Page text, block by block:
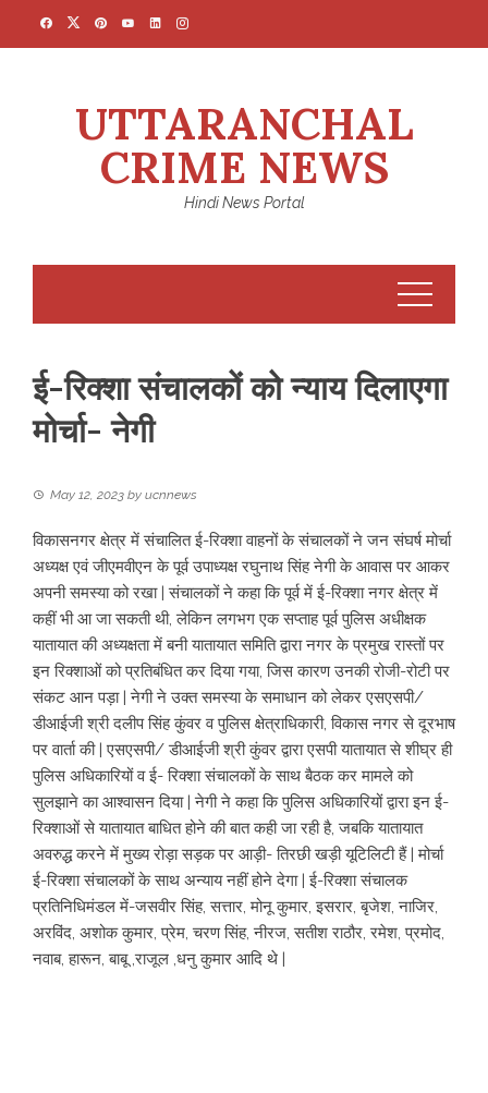
UTTARANCHAL
CRIME NEWS
Hindi News Portal
ई-रिक्शा संचालकों को न्याय दिलाएगा
मोर्चा- नेगी
May 12, 2023 by ucnnews
विकासनगर क्षेत्र में संचालित ई-रिक्शा वाहनों के संचालकों ने जन संघर्ष मोर्चा
अध्यक्ष एवं जीएमवीएन के पूर्व उपाध्यक्ष रघुनाथ सिंह नेगी के आवास पर आकर
अपनी समस्या को रखा | संचालकों ने कहा कि पूर्व में ई-रिक्शा नगर क्षेत्र में
कहीं भी आ जा सकती थी, लेकिन लगभग एक सप्ताह पूर्व पुलिस अधीक्षक
यातायात की अध्यक्षता में बनी यातायात समिति द्वारा नगर के प्रमुख रास्तों पर
इन रिक्शाओं को प्रतिबंधित कर दिया गया, जिस कारण उनकी रोजी-रोटी पर
संकट आन पड़ा | नेगी ने उक्त समस्या के समाधान को लेकर एसएसपी/
डीआईजी श्री दलीप सिंह कुंवर व पुलिस क्षेत्राधिकारी, विकास नगर से दूरभाष
पर वार्ता की | एसएसपी/ डीआईजी श्री कुंवर द्वारा एसपी यातायात से शीघ्र ही
पुलिस अधिकारियों व ई- रिक्शा संचालकों के साथ बैठक कर मामले को
सुलझाने का आश्वासन दिया | नेगी ने कहा कि पुलिस अधिकारियों द्वारा इन ई-
रिक्शाओं से यातायात बाधित होने की बात कही जा रही है, जबकि यातायात
अवरुद्ध करने में मुख्य रोड़ा सड़क पर आड़ी- तिरछी खड़ी यूटिलिटी हैं | मोर्चा
ई-रिक्शा संचालकों के साथ अन्याय नहीं होने देगा | ई-रिक्शा संचालक
प्रतिनिधिमंडल में-जसवीर सिंह, सत्तार, मोनू कुमार, इसरार, बृजेश, नाजिर,
अरविंद, अशोक कुमार, प्रेम, चरण सिंह, नीरज, सतीश राठौर, रमेश, प्रमोद,
नवाब, हारून, बाबू ,राजूल ,धनु कुमार आदि थे |